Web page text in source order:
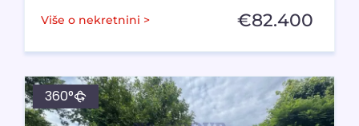
Više o nekretnini > €82.400
360°